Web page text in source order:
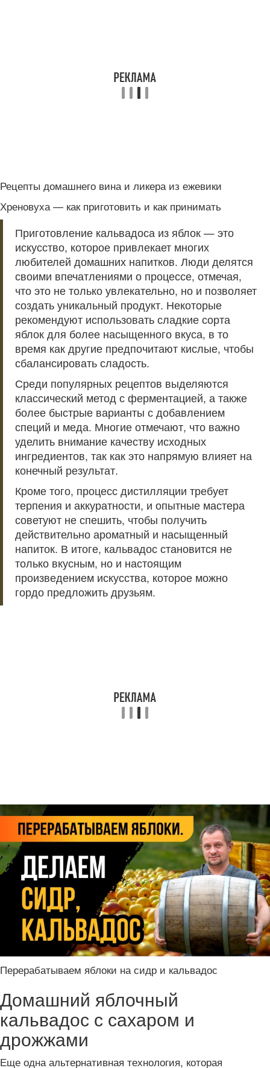
Рецепты домашнего вина и ликера из ежевики
Хреновуха — как приготовить и как принимать
Приготовление кальвадоса из яблок — это
искусство, которое привлекает многих
любителей домашних напитков. Люди делятся
своими впечатлениями о процессе, отмечая,
что это не только увлекательно, но и позволяет
создать уникальный продукт. Некоторые
рекомендуют использовать сладкие сорта
яблок для более насыщенного вкуса, в то
время как другие предпочитают кислые, чтобы
сбалансировать сладость.
Среди популярных рецептов выделяются
классический метод с ферментацией, а также
более быстрые варианты с добавлением
специй и меда. Многие отмечают, что важно
уделить внимание качеству исходных
ингредиентов, так как это напрямую влияет на
конечный результат.
Кроме того, процесс дистилляции требует
терпения и аккуратности, и опытные мастера
советуют не спешить, чтобы получить
действительно ароматный и насыщенный
напиток. В итоге, кальвадос становится не
только вкусным, но и настоящим
произведением искусства, которое можно
гордо предложить друзьям.
Перерабатываем яблоки на сидр и кальвадос
Домашний яблочный
кальвадос с сахаром и
дрожжами
Еще одна альтернативная технология, которая